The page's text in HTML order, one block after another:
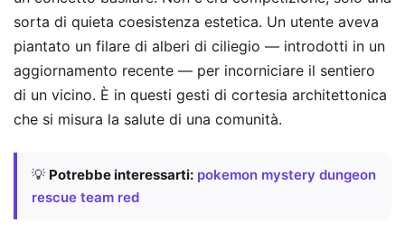
sorta di quieta coesistenza estetica. Un utente aveva
piantato un filare di alberi di ciliegio — introdotti in un
aggiornamento recente — per incorniciare il sentiero
di un vicino. È in questi gesti di cortesia architettonica
che si misura la salute di una comunità.
💡 Potrebbe interessarti: pokemon mystery dungeon
rescue team red